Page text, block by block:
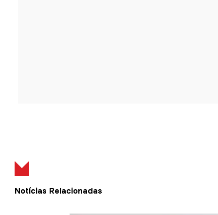
Notícias Relacionadas